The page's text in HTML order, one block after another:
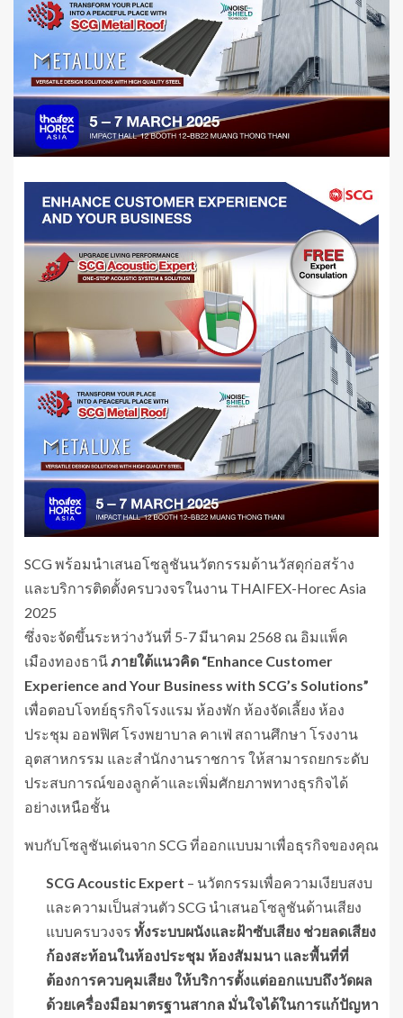
SCG พร้อมนำเสนอโซลูชันนวัตกรรมด้านวัสดุก่อสร้าง
และบริการติดตั้งครบวงจรในงาน THAIFEX-Horec Asia
2025
ซึ่งจะจัดขึ้นระหว่างวันที่ 5-7 มีนาคม 2568 ณ อิมแพ็ค
เมืองทองธานีภายใต้แนวคิด “Enhance Customer
Experience and Your Business with SCG’s Solutions”
เพื่อตอบโจทย์ธุรกิจโรงแรม ห้องพัก ห้องจัดเลี้ยง ห้อง
ประชุม ออฟฟิศ โรงพยาบาล คาเฟ่ สถานศึกษา โรงงาน
อุตสาหกรรม และสำนักงานราชการ ให้สามารถยกระดับ
ประสบการณ์ของลูกค้าและเพิ่มศักยภาพทางธุรกิจได้
อย่างเหนือชั้น
พบกับโซลูชันเด่นจาก SCG ที่ออกแบบมาเพื่อธุรกิจของคุณ
SCG Acoustic Expert – นวัตกรรมเพื่อความเงียบสงบ
และความเป็นส่วนตัว SCG นำเสนอโซลูชันด้านเสียง
แบบครบวงจร ทั้งระบบผนังและฝ้าซับเสียง ช่วยลดเสียง
ก้องสะท้อนในห้องประชุม ห้องสัมมนา และพื้นที่ที่
ต้องการควบคุมเสียง ให้บริการตั้งแต่ออกแบบถึงวัดผล
ด้วยเครื่องมือมาตรฐานสากล มั่นใจได้ในการแก้ปัญหา